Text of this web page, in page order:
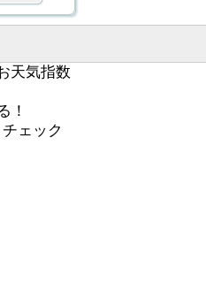
天気指数
！
ェック